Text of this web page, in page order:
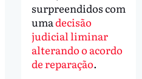
surpreendidos com
umadecisão
judicial liminar
alterando o acordo
de reparação.